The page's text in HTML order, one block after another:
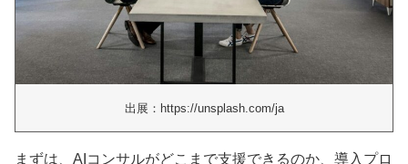
出展：https://unsplash.com/ja
まずは、AIコンサルがどこまで支援できるのか、導入プロ